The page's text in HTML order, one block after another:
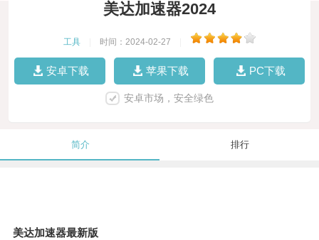
美达加速器2024
工具 时间：2024-02-27
安卓下载 苹果下载 PC下载
安卓市场，安全绿色
简介 排行
美达加速器最新版